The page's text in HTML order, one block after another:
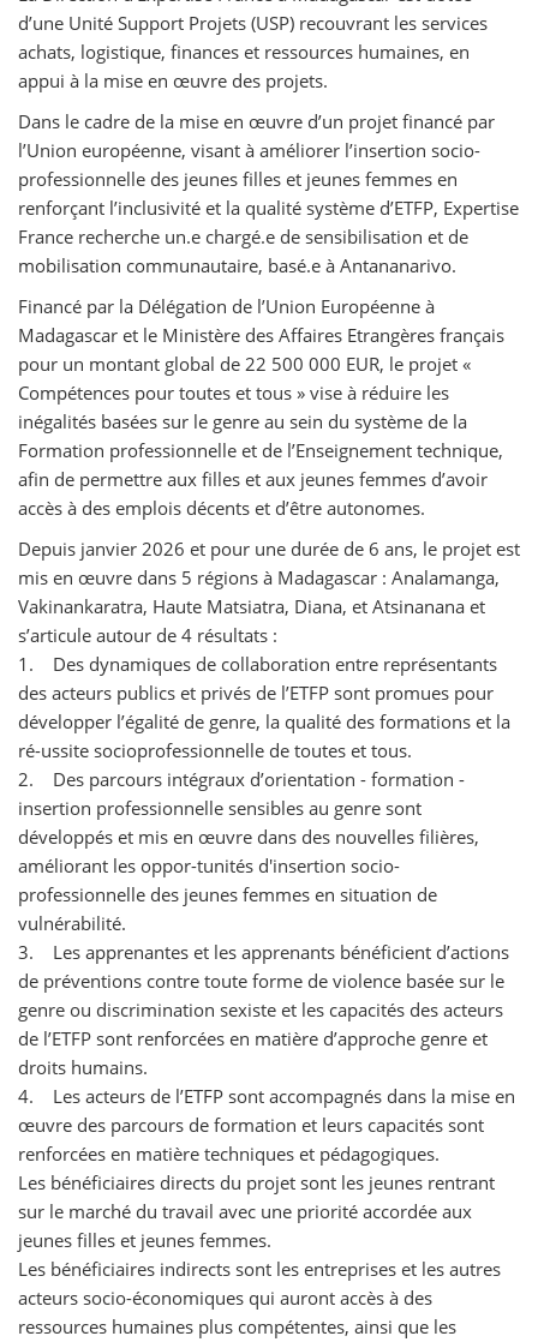
d’une Unité Support Projets (USP) recouvrant les services
achats, logistique, finances et ressources humaines, en
appui à la mise en œuvre des projets.
Dans le cadre de la mise en œuvre d’un projet financé par
l’Union européenne, visant à améliorer l’insertion socio-
professionnelle des jeunes filles et jeunes femmes en
renforçant l’inclusivité et la qualité système d’ETFP, Expertise
France recherche un.e chargé.e de sensibilisation et de
mobilisation communautaire, basé.e à Antananarivo.
Financé par la Délégation de l’Union Européenne à
Madagascar et le Ministère des Affaires Etrangères français
pour un montant global de 22 500 000 EUR, le projet «
Compétences pour toutes et tous » vise à réduire les
inégalités basées sur le genre au sein du système de la
Formation professionnelle et de l’Enseignement technique,
afin de permettre aux filles et aux jeunes femmes d’avoir
accès à des emplois décents et d’être autonomes.
Depuis janvier 2026 et pour une durée de 6 ans, le projet est
mis en œuvre dans 5 régions à Madagascar : Analamanga,
Vakinankaratra, Haute Matsiatra, Diana, et Atsinanana et
s’articule autour de 4 résultats :
1. Des dynamiques de collaboration entre représentants
des acteurs publics et privés de l’ETFP sont promues pour
développer l’égalité de genre, la qualité des formations et la
ré-ussite socioprofessionnelle de toutes et tous.
2. Des parcours intégraux d’orientation - formation -
insertion professionnelle sensibles au genre sont
développés et mis en œuvre dans des nouvelles filières,
améliorant les oppor-tunités d'insertion socio-
professionnelle des jeunes femmes en situation de
vulnérabilité.
3. Les apprenantes et les apprenants bénéficient d’actions
de préventions contre toute forme de violence basée sur le
genre ou discrimination sexiste et les capacités des acteurs
de l’ETFP sont renforcées en matière d’approche genre et
droits humains.
4. Les acteurs de l’ETFP sont accompagnés dans la mise en
œuvre des parcours de formation et leurs capacités sont
renforcées en matière techniques et pédagogiques.
Les bénéficiaires directs du projet sont les jeunes rentrant
sur le marché du travail avec une priorité accordée aux
jeunes filles et jeunes femmes.
Les bénéficiaires indirects sont les entreprises et les autres
acteurs socio-économiques qui auront accès à des
ressources humaines plus compétentes, ainsi que les